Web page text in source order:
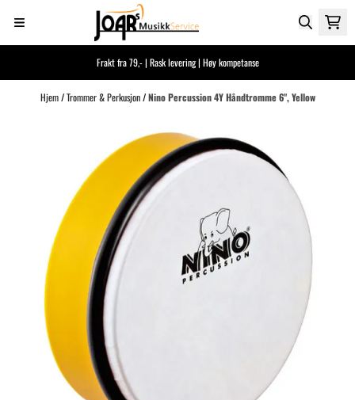
Hopp til innhold
Frakt fra 79,- | Rask levering | Høy kompetanse
Hjem/Trommer & Perkusjon/Nino Percussion 4Y Håndtromme 6", Yellow